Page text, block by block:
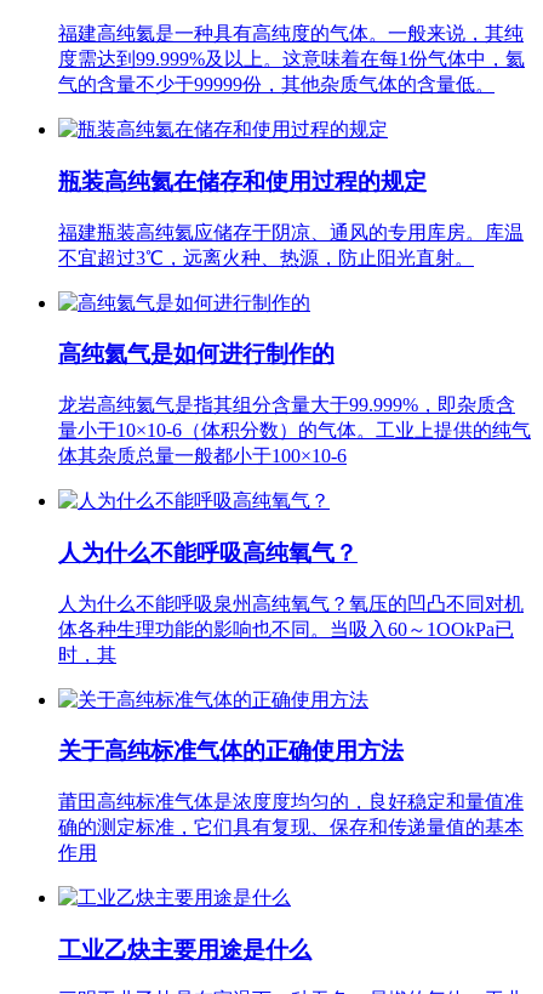
福建高纯氦是一种具有高纯度的气体。一般来说，其纯
度需达到99.999%及以上。这意味着在每1份气体中，氦
气的含量不少于99999份，其他杂质气体的含量低。
瓶装高纯氦在储存和使用过程的规定
福建瓶装高纯氦应储存于阴凉、通风的专用库房。库温
不宜超过3℃，远离火种、热源，防止阳光直射。
高纯氦气是如何进行制作的
龙岩高纯氦气是指其组分含量大于99.999%，即杂质含
量小于10×10-6（体积分数）的气体。工业上提供的纯气
体其杂质总量一般都小于100×10-6
人为什么不能呼吸高纯氧气？
人为什么不能呼吸泉州高纯氧气？氧压的凹凸不同对机
体各种生理功能的影响也不同。当吸入60～1OOkPa已
时，其
关于高纯标准气体的正确使用方法
莆田高纯标准气体是浓度度均匀的，良好稳定和量值准
确的测定标准，它们具有复现、保存和传递量值的基本
作用
工业乙炔主要用途是什么